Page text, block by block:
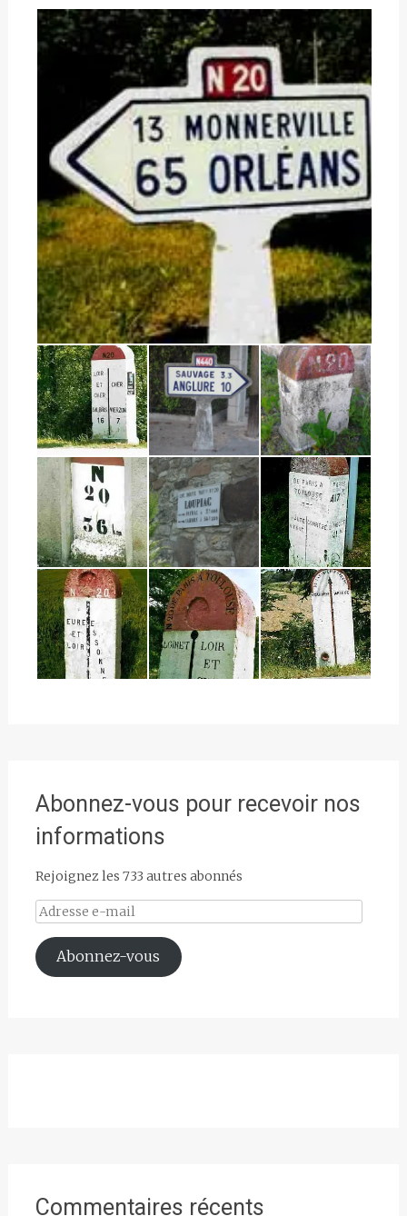
Abonnez-vous pour recevoir nos
informations
Rejoignez les 733 autres abonnés
Adresse
e-
mail
Abonnez-vous
Commentaires récents